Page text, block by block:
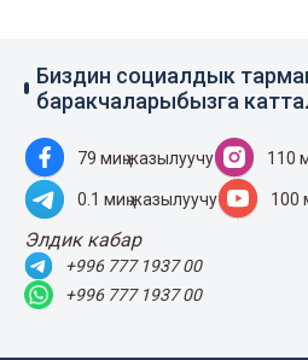
Биздин социалдык
баракчаларыбызга
79 миң жазылуучу 110
0.1 миң жазылуучу 100
Элдик кабар
+996 777 1937 00
+996 777 1937 00